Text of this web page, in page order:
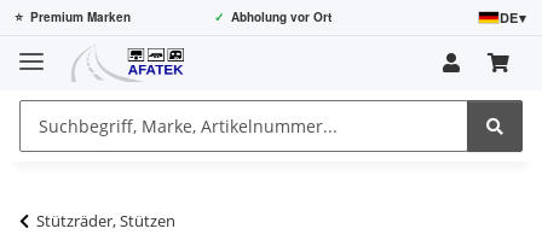
⭐ Premium Marken ✓ Abholung vor Ort DE▾
Stützräder, Stützen